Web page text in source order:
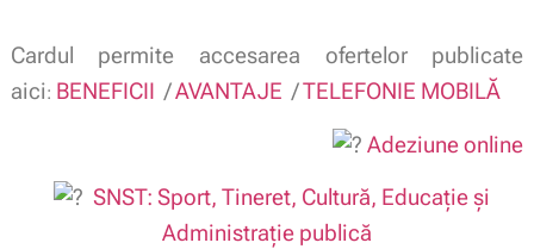
Cardul permite accesarea ofertelor publicate
aici: BENEFICII /AVANTAJE /TELEFONIE MOBILĂ
Adeziune online
SNST: Sport, Tineret, Cultură, Educație și
Administrație publică